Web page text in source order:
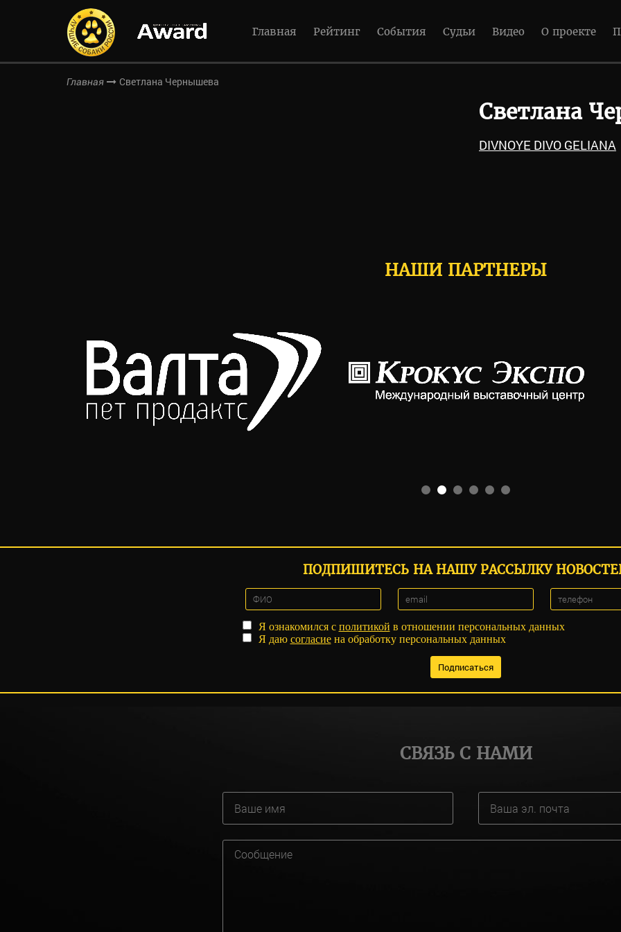
Главная Рейтинг События Судьи Видео О проекте
Главная Светлана Чернышева
Светлана
DIVNOYE DIVO GELIANA
НАШИ ПАРТНЕРЫ
ПОДПИШИТЕСЬ НА НАШУ РАССЫЛКУ
Я ознакомился с политикой в отношении персональных данных
Я даю согласиена обработку персональных данных
СВЯЗЬ С НАМИ